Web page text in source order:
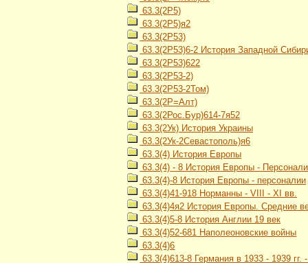
63.3(2Р5)
63.3(2Р5)я2
63.3(2Р53)
63.3(2Р53)6-2 История Западной
63.3(2Р53)622
63.3(2Р53-2)
63.3(2Р53-2Том)
63.3(2Р=Алт)
63.3(2Рос.Бур)614-7я52
63.3(2Ук) История Украины
63.3(2Ук-2Севастополь)я6
63.3(4) История Европы
63.3(4) - 8 История Европы -
63.3(4)-8 История Европы - персоналии
63.3(4)41-918 Норманны - VIII - XI вв.
63.3(4)4я2 История Европы. Средние
63.3(4)5-8 История Англии 19 век
63.3(4)52-681 Наполеоновские войны
63.3(4)6
63.3(4)613-8 Германия в 1933 - 1939 гг.